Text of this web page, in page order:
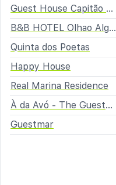
Guest House Capitão Mor
B&B HOTEL Olhao Algarve
Quinta dos Poetas
Happy House
Real Marina Residence
À da Avó - The Guesthouse
Guestmar